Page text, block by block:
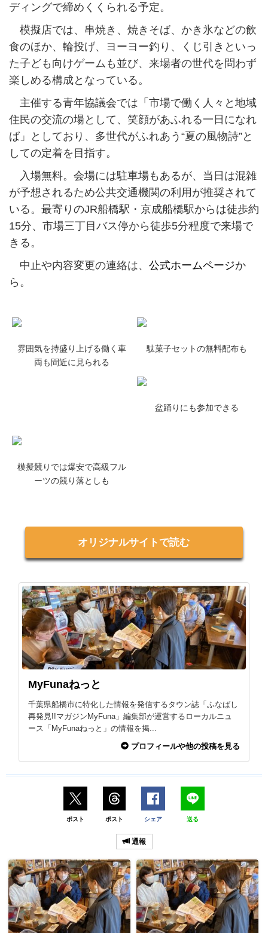
ディングで締めくくられる予定。
模擬店では、串焼き、焼きそば、かき氷などの飲
食のほか、輪投げ、ヨーヨー釣り、くじ引きといっ
た子ども向けゲームも並び、来場者の世代を問わず
楽しめる構成となっている。
主催する青年協議会では「市場で働く人々と地域
住民の交流の場として、笑顔があふれる一日になれ
ば」としており、多世代がふれあう“夏の風物詩”と
しての定着を目指す。
入場無料。会場には駐車場もあるが、当日は混雑
が予想されるため公共交通機関の利用が推奨されて
いる。最寄りのJR船橋駅・京成船橋駅からは徒歩約
15分、市場三丁目バス停から徒歩5分程度で来場で
きる。
中止や内容変更の連絡は、 公式ホームページか
ら。
雰囲気を持盛り上げる働く車
両も間近に見られる
駄菓子セットの無料配布も
盆踊りにも参加できる
模擬競りでは爆安で高級フル
ーツの競り落としも
オリジナルサイトで読む
MyFunaねっと
千葉県船橋市に特化した情報を発信するタウン誌「ふなばし
再発見!!マガジンMyFuna」編集部が運営するローカルニュ
ース「MyFunaねっと」の情報を掲...
プロフィールや他の投稿を見る
ポスト ポスト シェア 送る
通報